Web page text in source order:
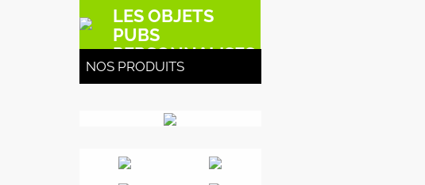
LES OBJETS
PUBS
PERSONNALISES
NOS PRODUITS